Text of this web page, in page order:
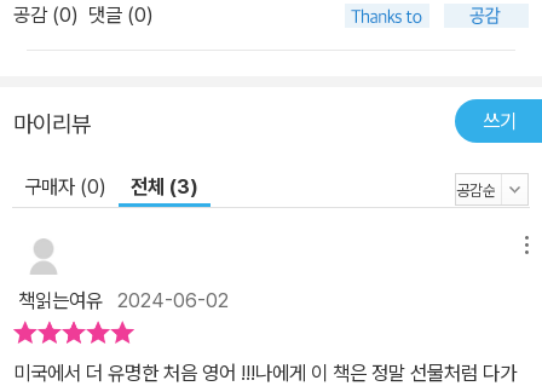
공감 (0) 댓글 (0)
마이리뷰 쓰기
구매자 (0) 전체 (3)
책읽는여유 2024-06-02
미국에서 더 유명한 처음 영어 !!!나에게 이 책은 정말 선물처럼 다가